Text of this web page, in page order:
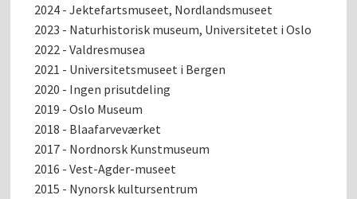
2024 - Jektefartsmuseet, Nordlandsmuseet
2023 - Naturhistorisk museum, Universitetet i Oslo
2022 - Valdresmusea
2021 - Universitetsmuseet i Bergen
2020 - Ingen prisutdeling
2019 - Oslo Museum
2018 - Blaafarveværket
2017 - Nordnorsk Kunstmuseum
2016 - Vest-Agder-museet
2015 - Nynorsk kultursentrum